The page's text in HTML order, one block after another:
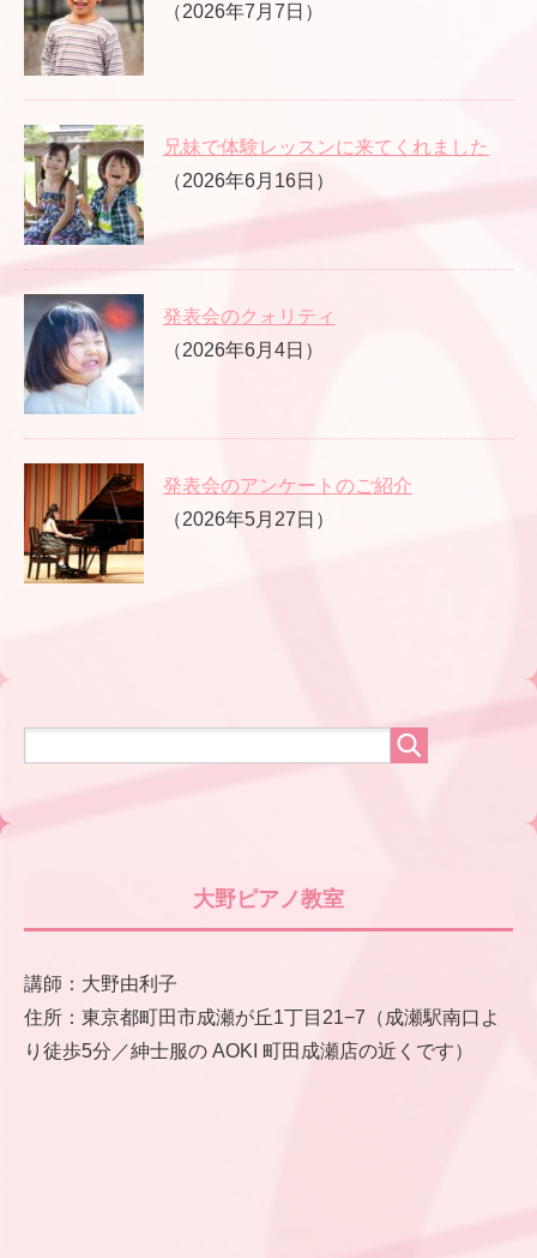
（2026年7月7日）
兄妹で体験レッスンに来てくれました
（2026年6月16日）
発表会のクォリティ
（2026年6月4日）
発表会のアンケートのご紹介
（2026年5月27日）
大野ピアノ教室
講師：大野由利子
住所：東京都町田市成瀬が丘1丁目21−7（成瀬駅南口よ
り徒歩5分／紳士服の AOKI 町田成瀬店の近くです）